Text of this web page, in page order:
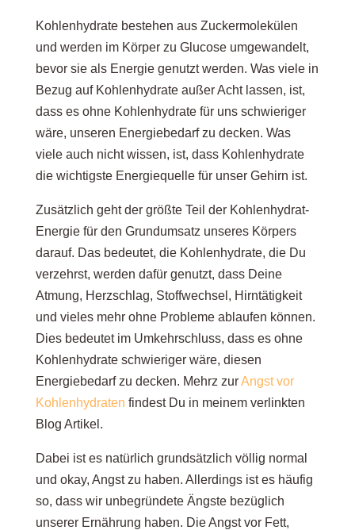
Kohlenhydrate bestehen aus Zuckermolekülen
und werden im Körper zu Glucose umgewandelt,
bevor sie als Energie genutzt werden. Was viele in
Bezug auf Kohlenhydrate außer Acht lassen, ist,
dass es ohne Kohlenhydrate für uns schwieriger
wäre, unseren Energiebedarf zu decken. Was
viele auch nicht wissen, ist, dass Kohlenhydrate
die wichtigste Energiequelle für unser Gehirn ist.
Zusätzlich geht der größte Teil der Kohlenhydrat-
Energie für den Grundumsatz unseres Körpers
darauf. Das bedeutet, die Kohlenhydrate, die Du
verzehrst, werden dafür genutzt, dass Deine
Atmung, Herzschlag, Stoffwechsel, Hirntätigkeit
und vieles mehr ohne Probleme ablaufen können.
Dies bedeutet im Umkehrschluss, dass es ohne
Kohlenhydrate schwieriger wäre, diesen
Energiebedarf zu decken. Mehrz zurAngst vor
Kohlenhydraten findest Du in meinem verlinkten
Blog Artikel.
Dabei ist es natürlich grundsätzlich völlig normal
und okay, Angst zu haben. Allerdings ist es häufig
so, dass wir unbegründete Ängste bezüglich
unserer Ernährung haben. Die Angst vor Fett,